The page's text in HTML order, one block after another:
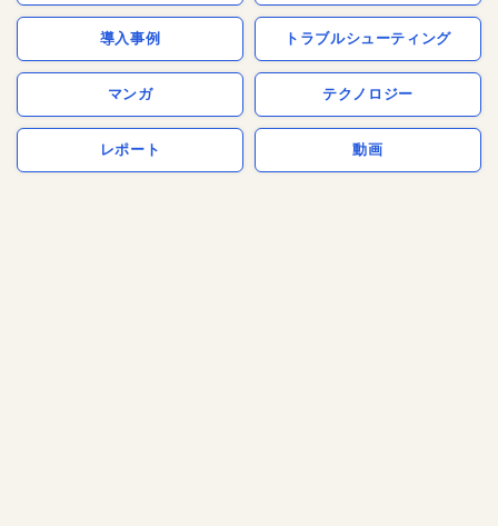
導入事例 トラブルシューティング
マンガ テクノロジー
レポート 動画